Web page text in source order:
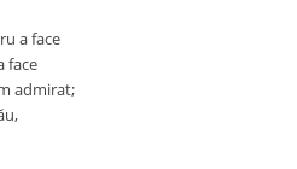
a face
face
admirat;